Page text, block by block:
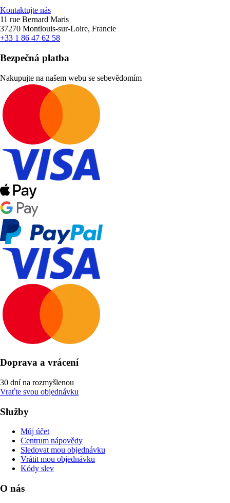
Kontaktujte nás
11 rue Bernard Maris
37270 Montlouis-sur-Loire, Francie
+33 1 86 47 62 58
Bezpečná platba
Nakupujte na našem webu se sebevědomím
Doprava a vrácení
30 dní na rozmyšlenou
Vraťte svou objednávku
Služby
Můj účet
Centrum nápovědy
Sledovat mou objednávku
Vrátit mou objednávku
Kódy slev
O nás